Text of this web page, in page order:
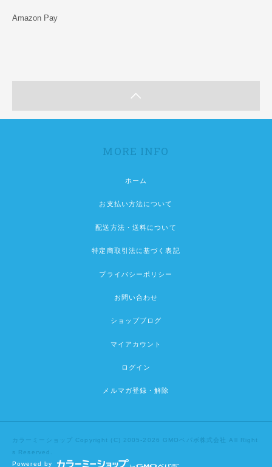
Amazon Pay
MORE INFO
ホーム
お支払い方法について
配送方法・送料について
特定商取引法に基づく表記
プライバシーポリシー
お問い合わせ
ショップブログ
マイアカウント
ログイン
メルマガ登録・解除
カラーミーショップ Copyright (C) 2005-2026 GMOペパボ株式会社
All Right
s Reserved.
Powered by